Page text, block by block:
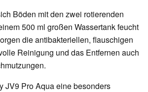
Böden mit den zwei rotierenden
500 ml großen Wassertank feucht
die antibakteriellen, flauschigen
Reinigung und das Entfernen auch
JV9 Pro Aqua eine besonders